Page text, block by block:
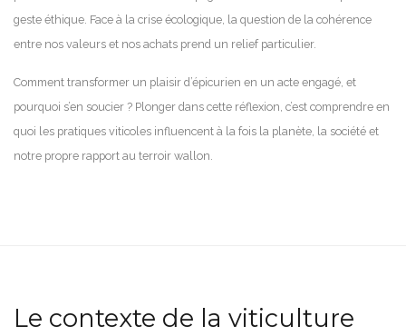
geste éthique. Face à la crise écologique, la question de la cohérence
entre nos valeurs et nos achats prend un relief particulier.
Comment transformer un plaisir d’épicurien en un acte engagé, et
pourquoi s’en soucier ? Plonger dans cette réflexion, c’est comprendre en
quoi les pratiques viticoles influencent à la fois la planète, la société et
notre propre rapport au terroir wallon.
Le contexte de la viticulture